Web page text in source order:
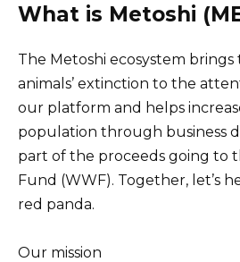
What is Metoshi
The Metoshi ecosystem brings
animals’ extinction to the
our platform and helps
population through business
part of the proceeds going to
Fund (WWF). Together, let’s
red panda.
Our mission